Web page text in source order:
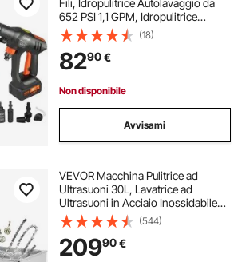
Fili, Idropulitrice Autolavaggio da
652 PSI 1,1 GPM, Idropulitrice
Portatile ad Alta Pressione con
Batteria da 4,0 Ah, Pulitrice Portatile
Accessori con Valigetta
(18)
8290€
Non disponibile
Avvisami
VEVOR Macchina Pulitrice ad
Ultrasuoni 30L, Lavatrice ad
Ultrasuoni in Acciaio Inossidabile
Multifunzione con Timer Digitale,
Pulitrice Professionale per Occhiali
Orologi Gioielli Laboratorio
(544)
20990€